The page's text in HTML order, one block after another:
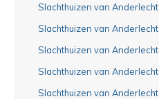
Slachthuizen van Anderlecht
Slachthuizen van Anderlecht
Slachthuizen van Anderlecht
Slachthuizen van Anderlecht
Slachthuizen van Anderlecht